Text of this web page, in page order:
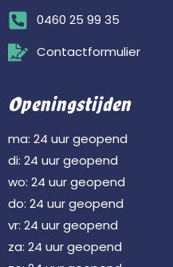
0460 25 99 35
Contactformulier
Openingstijden
ma: 24 uur geopend
di: 24 uur geopend
wo: 24 uur geopend
do: 24 uur geopend
vr: 24 uur geopend
za: 24 uur geopend